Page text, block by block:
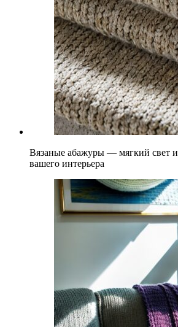
Вязаные абажуры — мягкий свет и
вашего интерьера